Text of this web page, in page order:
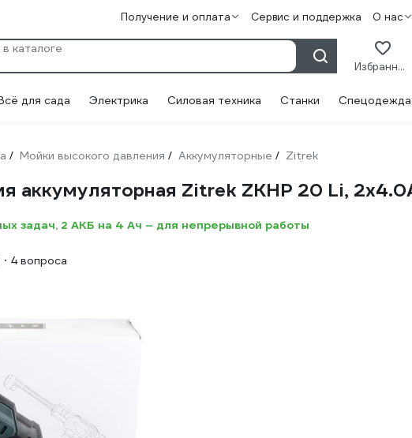
Получение и оплата Сервис и поддержка О нас
Избранное
для сада Электрика Силовая техника Станки
/ Мойки высокого давления / Аккумуляторные / Zitrek
аккумуляторная Zitrek ZKHP 20 Li,
задач, 2 АКБ на 4 Ач – для непрерывной работы
4 вопроса